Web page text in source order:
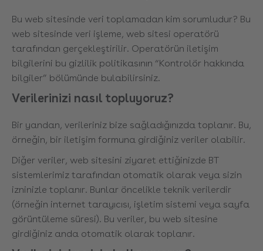
Bu web sitesinde veri toplamadan kim sorumludur? Bu
web sitesinde veri işleme, web sitesi operatörü
tarafından gerçekleştirilir. Operatörün iletişim
bilgilerini bu gizlilik politikasının “Kontrolör hakkında
bilgiler” bölümünde bulabilirsiniz.
Verilerinizi nasıl topluyoruz?
Bir yandan, verileriniz bize sağladığınızda toplanır. Bu,
örneğin, bir iletişim formuna girdiğiniz veriler olabilir.
Diğer veriler, web sitesini ziyaret ettiğinizde BT
sistemlerimiz tarafından otomatik olarak veya sizin
izninizle toplanır. Bunlar öncelikle teknik verilerdir
(örneğin internet tarayıcısı, işletim sistemi veya sayfa
görüntüleme süresi). Bu veriler, bu web sitesine
girdiğiniz anda otomatik olarak toplanır.